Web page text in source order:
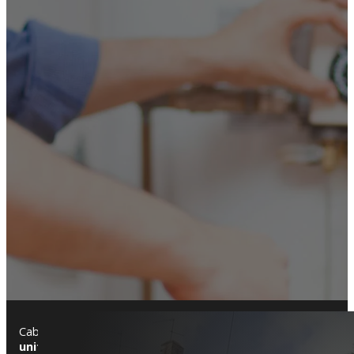
Cabrils es un municipio residencial del Maresme, rodeado de
unifamiliares